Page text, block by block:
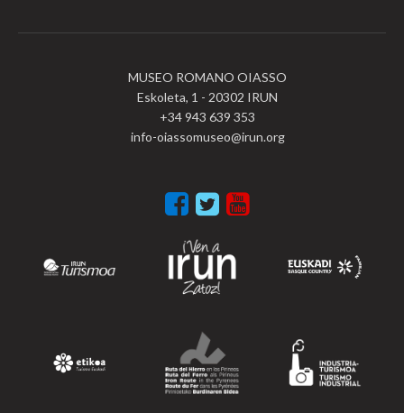
MUSEO ROMANO OIASSO
Eskoleta, 1 - 20302 IRUN
+34 943 639 353
info-oiassomuseo@irun.org